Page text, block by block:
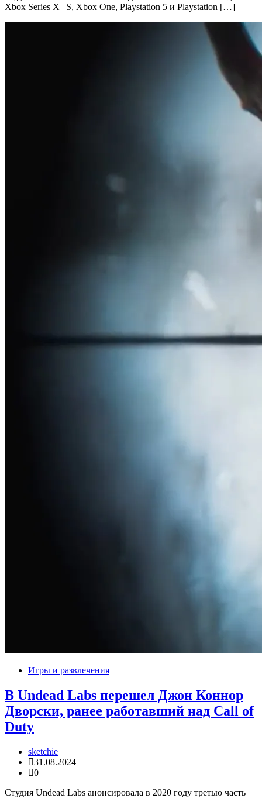
Xbox Series X | S, Xbox One, Playstation 5 и Playstation […]
Игры и развлечения
В Undead Labs перешел Джон Коннор
Дворски, ранее работавший над Call of
Duty
sketchie
31.08.2024
0
Студия Undead Labs анонсировала в 2020 году третью часть